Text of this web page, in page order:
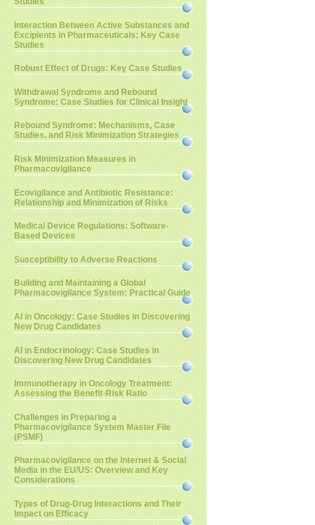
Interaction Between Active Substances and
Excipients in Pharmaceuticals: Key Case
Studies
Robust Effect of Drugs: Key Case Studies
Withdrawal Syndrome and Rebound
Syndrome: Case Studies for Clinical Insight
Rebound Syndrome: Mechanisms, Case
Studies, and Risk Minimization Strategies
Risk Minimization Measures in
Pharmacovigilance
Ecovigilance and Antibiotic Resistance:
Relationship and Minimization of Risks
Medical Device Regulations: Software-
Based Devices
Susceptibility to Adverse Reactions
Building and Maintaining a Global
Pharmacovigilance System: Practical Guide
AI in Oncology: Case Studies in Discovering
New Drug Candidates
AI in Endocrinology: Case Studies in
Discovering New Drug Candidates
Immunotherapy in Oncology Treatment:
Assessing the Benefit-Risk Ratio
Challenges in Preparing a
Pharmacovigilance System Master File
(PSMF)
Pharmacovigilance on the Internet & Social
Media in the EU/US: Overview and Key
Considerations
Types of Drug-Drug Interactions and Their
Impact on Efficacy